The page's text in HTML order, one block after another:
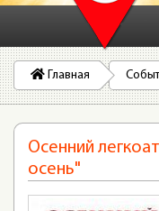
Главная
Осенний
осень"